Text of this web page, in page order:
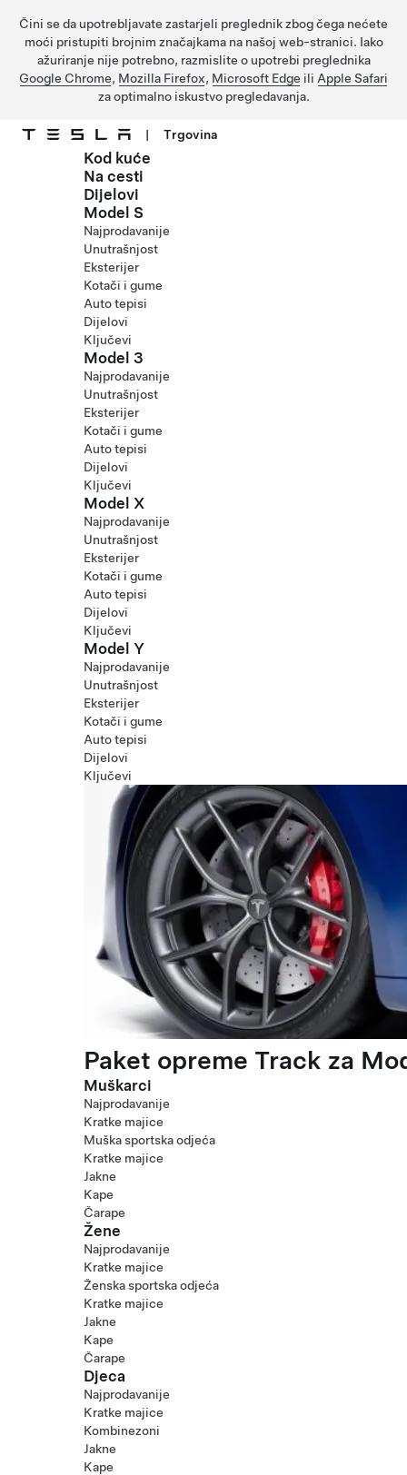
Čini se da upotrebljavate zastarjeli preglednik zbog čega nećete
moći pristupiti brojnim značajkama na našoj web-stranici. Iako
ažuriranje nije potrebno, razmislite o upotrebi preglednika
Google Chrome, Mozilla Firefox, Microsoft Edge ili Apple Safari
za optimalno iskustvo pregledavanja.
Prijeđite na glavni sadržaj
| Trgovina
Kod kuće
Na cesti
Dijelovi
Model S
Najprodavanije
Unutrašnjost
Eksterijer
Kotači i gume
Auto tepisi
Dijelovi
Ključevi
Model 3
Najprodavanije
Unutrašnjost
Eksterijer
Kotači i gume
Auto tepisi
Dijelovi
Ključevi
Model X
Najprodavanije
Unutrašnjost
Eksterijer
Kotači i gume
Auto tepisi
Dijelovi
Ključevi
Model Y
Najprodavanije
Unutrašnjost
Eksterijer
Kotači i gume
Auto tepisi
Dijelovi
Ključevi
Paket opreme Track za
Muškarci
Najprodavanije
Kratke majice
Muška sportska odjeća
Kratke majice
Jakne
Kape
Čarape
Žene
Najprodavanije
Kratke majice
Ženska sportska odjeća
Kratke majice
Jakne
Kape
Čarape
Djeca
Najprodavanije
Kratke majice
Kombinezoni
Jakne
Kape